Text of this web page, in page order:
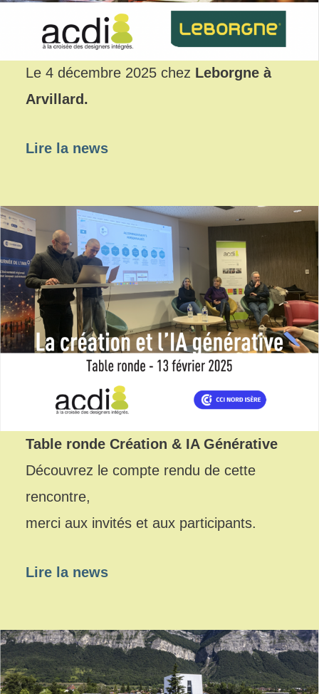
Le 4 décembre 2025 chez Leborgne à
Arvillard.
Lire la news
Table ronde Création & IA Générative
Découvrez le compte rendu de cette
rencontre,
merci aux invités et aux participants.
Lire la news